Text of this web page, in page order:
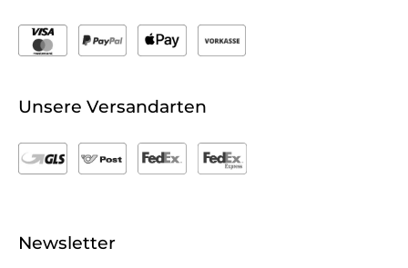
Unsere Versandarten
Newsletter